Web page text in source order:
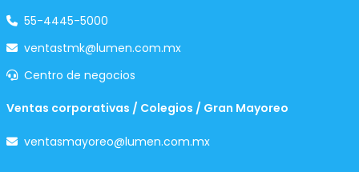
55-4445-5000
ventastmk@lumen.com.mx
Centro de negocios
Ventas corporativas / Colegios / Gran Mayoreo
ventasmayoreo@lumen.com.mx